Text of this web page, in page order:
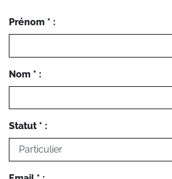
Prénom * :
Nom * :
Statut * :